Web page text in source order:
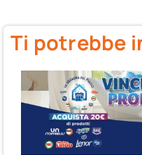
Ti potrebbe